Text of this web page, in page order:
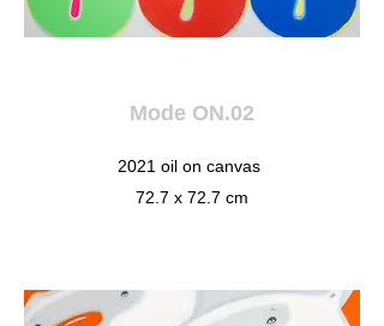
Mode ON.02
2021 oil on canvas
72.7 x 72.7 cm